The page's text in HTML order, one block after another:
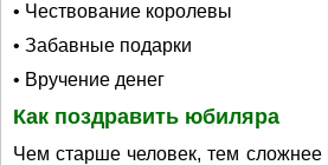
• Чествование королевы
• Забавные подарки
• Вручение денег
Как поздравить юбиляра
Чем старше человек, тем сложнее